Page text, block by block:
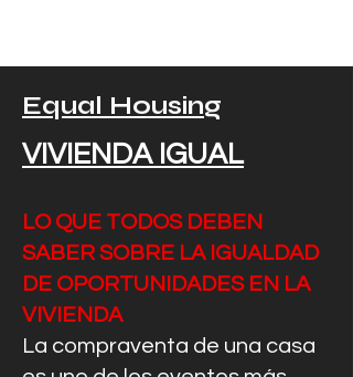
Equal Housing
VIVIENDA IGUAL
LO QUE TODOS DEBEN
SABER SOBRE LA IGUALDAD
DE OPORTUNIDADES EN LA
VIVIENDA
La compraventa de una casa